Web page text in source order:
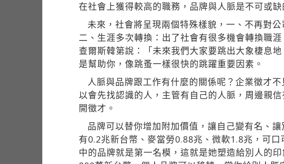
在社會上獲得較高的職務，品牌與人脈是不可或缺
未來，社會將呈現兩個特殊樣貌，一、不再對
二、生涯多次轉換：出了社會有很多機會轉換職
查爾斯韓第說：「未來我們大家要跳出大象棲息
是幫助你，像跳蚤一樣很快的跳躍重要因素。
人脈與品牌跟工作有什麼的關係呢？企業徵才
以會先找認識的人，主管有自己的人脈，周邊親
開徵才。
品牌可以替你增加附加價值，讓自己變有名、
有0.2兆新台幣、麥當勞0.88兆、微軟1.8兆，可
中的品牌就是第一名模，這就是她塑造給別人的